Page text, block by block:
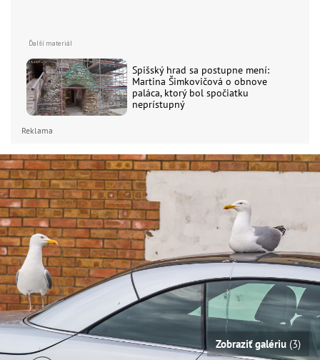
Spišský hrad sa postupne mení:
Martina Šimkovičová o obnove
paláca, ktorý bol spočiatku
neprístupný
Reklama
Zobraziť galériu (3)